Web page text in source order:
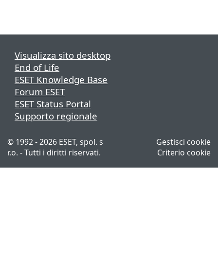
Visualizza sito desktop
End of Life
ESET Knowledge Base
Forum ESET
ESET Status Portal
Supporto regionale
© 1992 - 2026 ESET, spol. s
r.o. - Tutti i diritti riservati.
Gestisci cookie
Criterio cookie